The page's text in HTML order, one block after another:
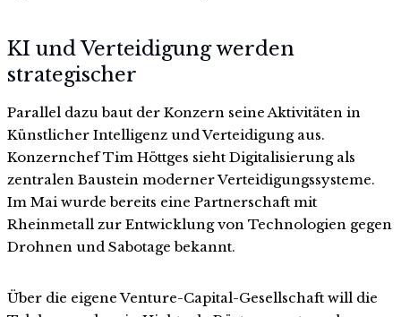
KI und Verteidigung werden
strategischer
Parallel dazu baut der Konzern seine Aktivitäten in
Künstlicher Intelligenz und Verteidigung aus.
Konzernchef Tim Höttges sieht Digitalisierung als
zentralen Baustein moderner Verteidigungssysteme.
Im Mai wurde bereits eine Partnerschaft mit
Rheinmetall zur Entwicklung von Technologien gegen
Drohnen und Sabotage bekannt.
Über die eigene Venture-Capital-Gesellschaft will die